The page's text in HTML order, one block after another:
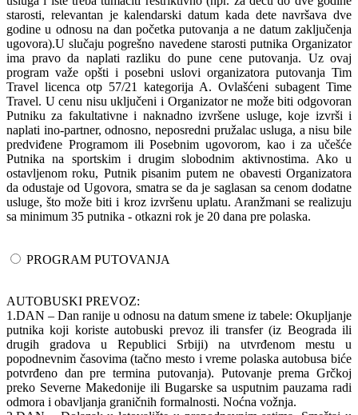
starosti, relevantan je kalendarski datum kada dete navršava dve
godine u odnosu na dan početka putovanja a ne datum zaključenja
ugovora).U slučaju pogrešno navedene starosti putnika Organizator
ima pravo da naplati razliku do pune cene putovanja. Uz ovaj
program važe opšti i posebni uslovi organizatora putovanja Tim
Travel licenca otp 57/21 kategorija A. Ovlašćeni subagent Time
Travel. U cenu nisu uključeni i Organizator ne može biti odgovoran
Putniku za fakultativne i naknadno izvršene usluge, koje izvrši i
naplati ino-partner, odnosno, neposredni pružalac usluga, a nisu bile
predviđene Programom ili Posebnim ugovorom, kao i za učešće
Putnika na sportskim i drugim slobodnim aktivnostima. Ako u
ostavljenom roku, Putnik pisanim putem ne obavesti Organizatora
da odustaje od Ugovora, smatra se da je saglasan sa cenom dodatne
usluge, što može biti i kroz izvršenu uplatu. Aranžmani se realizuju
sa minimum 35 putnika - otkazni rok je 20 dana pre polaska.
PROGRAM PUTOVANJA
AUTOBUSKI PREVOZ:
1.DAN – Dan ranije u odnosu na datum smene iz tabele: Okupljanje
putnika koji koriste autobuski prevoz ili transfer (iz Beograda ili
drugih gradova u Republici Srbiji) na utvrđenom mestu u
popodnevnim časovima (tačno mesto i vreme polaska autobusa biće
potvrđeno dan pre termina putovanja). Putovanje prema Grčkoj
preko Severne Makedonije ili Bugarske sa usputnim pauzama radi
odmora i obavljanja graničnih formalnosti. Noćna vožnja.